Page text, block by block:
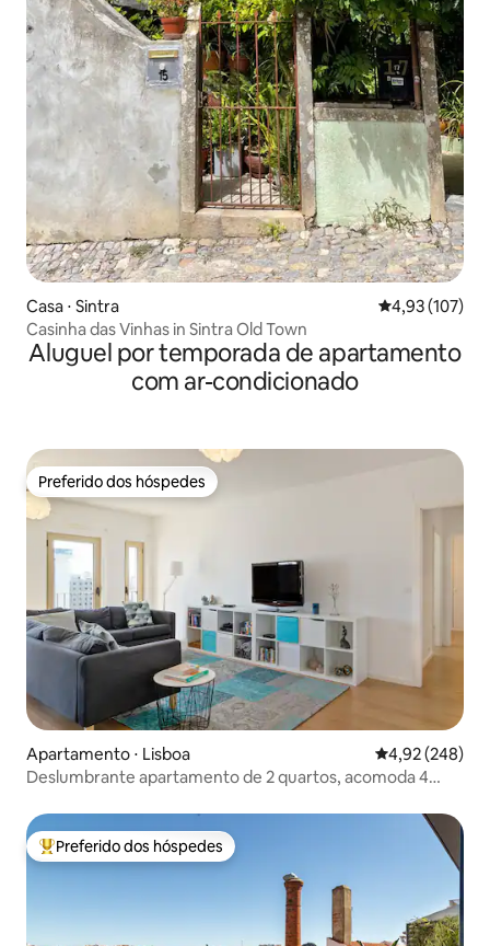
Casa ⋅ Sintra 4,93 de uma
4,93 (107)
Casinha das Vinhas in Sintra Old Town
Aluguel por temporada de apartamento
com ar-condicionado
Preferido dos hóspedes
Preferido dos hóspedes
Apartamento ⋅ Lisboa 4,92 de uma
4,92 (248)
Deslumbrante apartamento de 2 quartos, acomoda 4
Entre os melhores preferidos dos hóspedes
Preferido dos hóspedes